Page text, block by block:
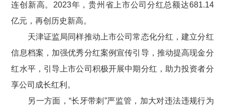
连创新高。 2023年，贵州省上市公司分红总额达681.14
亿元，再创历史新高。
天津证监局同样推动上市公司常态化分红，建立分红
信息档案，加强优秀分红案例宣传引导，推动提高现金分
红水平，引导上市公司积极开展中期分红，助力投资者分
享公司成长红利。
另一方面，“长牙带刺”严监管，加大对违法违规行为